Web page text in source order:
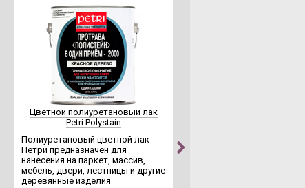
Цветной полиуретановый лак
Petri Polystain
Полиуретановый цветной лак
Петри предназначен для
нанесения на паркет, массив,
мебель, двери, лестницы и другие
деревянные изделия